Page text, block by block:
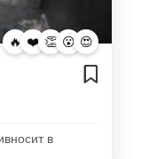
🔥 ❤️ 👏 😮 😍
в